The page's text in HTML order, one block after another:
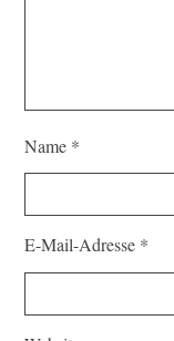
Name *
E-Mail-Adresse *